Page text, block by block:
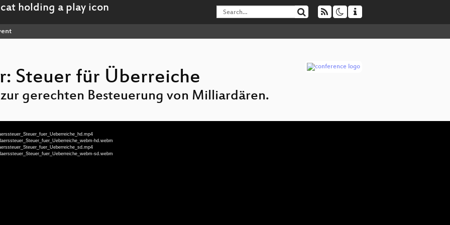
Steuer für Überreiche
gerechten Besteuerung von Milliardären.
hd.webm
sd.webm